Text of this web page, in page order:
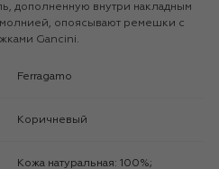
дополненную внутри накладным
опоясывают ремешки с
Gancini.
Ferragamo
Коричневый
Кожа натуральная: 100%;